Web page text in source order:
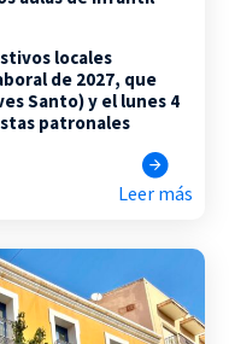
locales
de 2027, que
Santo) y el lunes 4
patronales
Leer más